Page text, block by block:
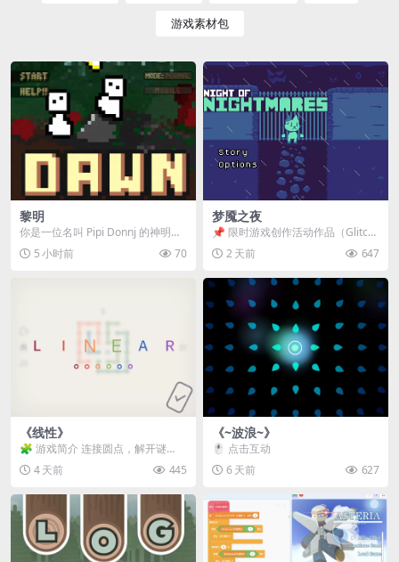
游戏素材包
黎明
你是一位名叫 Pipi Donnj 的神明。
你的任务是保护一群白色小人。 点
击...5 小时前 70
梦魇之夜
📌 限时游戏创作活动作品（Glitch
Game Jam） 📖 故事背景 怪物四...
2 天前 647
《线性》
🧩 游戏简介 连接圆点，解开谜
题。 ⚠️ 重要提示 所有关卡均可通
关，请确保使用...
4 天前 445
《~波浪~》
🖱️ 点击互动
6 天前
627